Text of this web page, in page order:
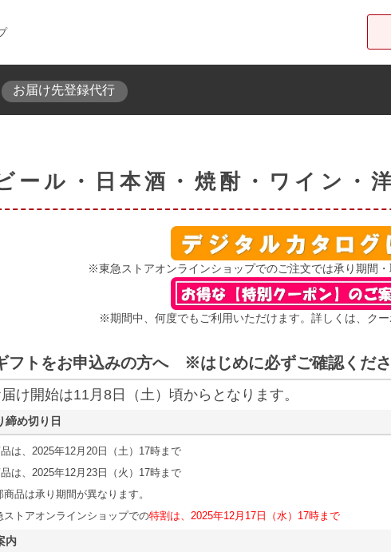
お届け先登録代行
ール・日本酒・焼酎・ワイン・
※東急ストアオンラインショップでのご注文では承り期間・取
※期間中、何度でもご利用いただけます。詳しくは、クー
フトをお申込みの方へ ※はじめに必ずご確認くだ
届け開始は11月8日（土）頃からとなります。
締め切り日
品は、2025年12月20日（土）17時まで
品は、2025年12月23日（火）17時まで
品は承り期間が異なります。
トアオンラインショップでの特割は、2025年12月17日（水）17時まで
内